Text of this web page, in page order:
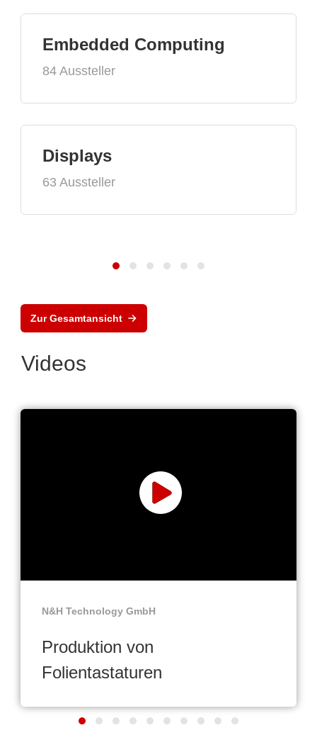
Embedded Computing
84 Aussteller
Displays
63 Aussteller
Zur Gesamtansicht
Videos
N&H Technology GmbH
Produktion von
Folientastaturen